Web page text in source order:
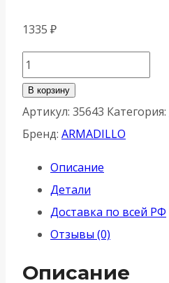
1335 ₽
Количество
товара
Броненакладка
Armadillo
ЦМ
квадрат
(от
вырывания.
В корзину
Артикул: 35643 Категория:
Бренд: ARMADILLO
Описание
Детали
Доставка по всей РФ
Отзывы (0)
Описание